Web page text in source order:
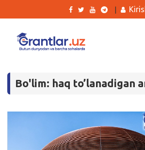
Tanlovlar
Bo'lim: haq to’lanadigan